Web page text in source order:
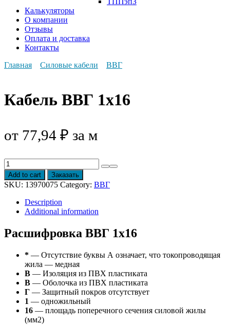
Калькуляторы
О компании
Отзывы
Оплата и доставка
Контакты
Главная
Силовые кабели ВВГ
Кабель ВВГ 1х16
от 77,94 ₽ за м
Кабель
ВВГ
1х16
quantity
Add to cart Заказать
SKU: 13970075 Category: ВВГ
Description
Additional information
Расшифровка ВВГ 1х16
* — Отсутствие буквы А означает, что токопроводящая
жила — медная
В — Изоляция из ПВХ пластиката
В — Оболочка из ПВХ пластиката
Г — Защитный покров отсутствует
1 — одножильный
16 — площадь поперечного сечения силовой жилы
(мм2)